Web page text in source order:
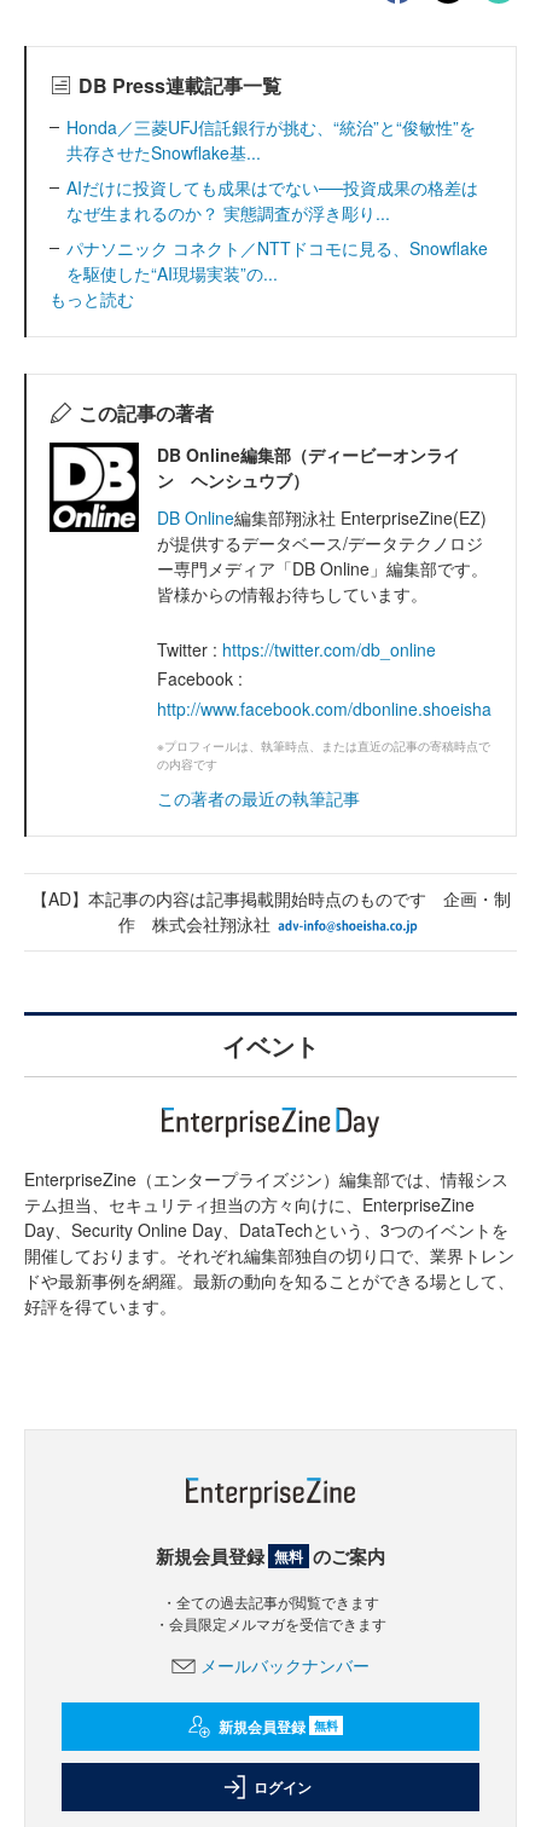
DB Press連載記事一覧
Honda／三菱UFJ信託銀行が挑む、“統治”と“俊敏性”を
共存させたSnowflake基...
AIだけに投資しても成果はでない──投資成果の格差は
なぜ生まれるのか？ 実態調査が浮き彫り...
パナソニック コネクト／NTTドコモに見る、Snowflake
を駆使した“AI現場実装”の...
もっと読む
この記事の著者
DB Online編集部（ディービーオンライ
ン ヘンシュウブ）
DB Online編集部翔泳社 EnterpriseZine(EZ)
が提供するデータベース/データテクノロジ
ー専門メディア「DB Online」編集部です。
皆様からの情報お待ちしています。
Twitter : https://twitter.com/db_online
Facebook :
http://www.facebook.com/dbonline.shoeisha
※プロフィールは、執筆時点、または直近の記事の寄稿時点で
の内容です
この著者の最近の執筆記事
【AD】本記事の内容は記事掲載開始時点のものです 企画・制
作 株式会社翔泳社
イベント
EnterpriseZine（エンタープライズジン）編集部では、情報シス
テム担当、セキュリティ担当の方々向けに、EnterpriseZine
Day、Security Online Day、DataTechという、3つのイベントを
開催しております。それぞれ編集部独自の切り口で、業界トレン
ドや最新事例を網羅。最新の動向を知ることができる場として、
好評を得ています。
新規会員登録 無料 のご案内
・全ての過去記事が閲覧できます
・会員限定メルマガを受信できます
メールバックナンバー
新規会員登録 無料
ログイン